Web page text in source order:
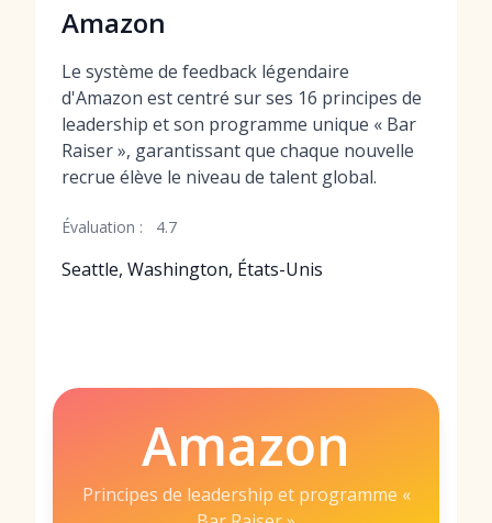
Amazon
Le système de feedback légendaire
d'Amazon est centré sur ses 16 principes de
leadership et son programme unique « Bar
Raiser », garantissant que chaque nouvelle
recrue élève le niveau de talent global.
Évaluation : 4.7
Seattle, Washington, États-Unis
Amazon
Principes de leadership et programme «